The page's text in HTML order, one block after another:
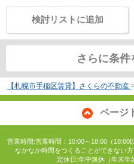
検討リストに追加
さらに条
【札幌市手稲区賃貸】さくらの不動産
ページ
営業時間:営業時間：10:00～18:00（18:00
なかなか時間をつくることができない
定休日:年中無休（年末年